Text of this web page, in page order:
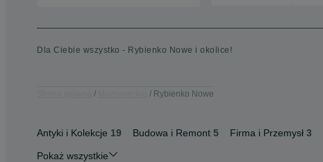
Dla Ciebie wszystko - Rybienko Nowe i okolice!
Rybienko Nowe
Antyki i Kolekcje 19 Budowa i Remont 5 Firma i Przemysł 3
Pokaż wszystkie